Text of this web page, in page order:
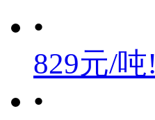
•
829元/
•